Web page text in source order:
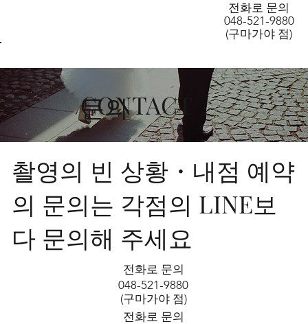
전화로 문의
048-521-9880
(구마가야 점)
CONTACT
​문의
촬영의 빈 상황・내점 예약
의 문의는 각점의 LINE보
다 문의해 주세요
전화로 문의
048-521-9880
(구마가야 점)
전화로 문의